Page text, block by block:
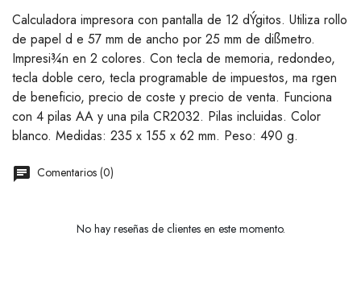
Calculadora impresora con pantalla de 12 dÝgitos. Utiliza rollo
de papel d e 57 mm de ancho por 25 mm de dißmetro.
Impresi¾n en 2 colores. Con tecla de memoria, redondeo,
tecla doble cero, tecla programable de impuestos, ma rgen
de beneficio, precio de coste y precio de venta. Funciona
con 4 pilas AA y una pila CR2032. Pilas incluidas. Color
blanco. Medidas: 235 x 155 x 62 mm. Peso: 490 g.
Comentarios (0)
No hay reseñas de clientes en este momento.